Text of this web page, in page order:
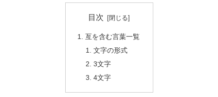
目次
亙を含む言葉一覧
文字の形式
3文字
4文字